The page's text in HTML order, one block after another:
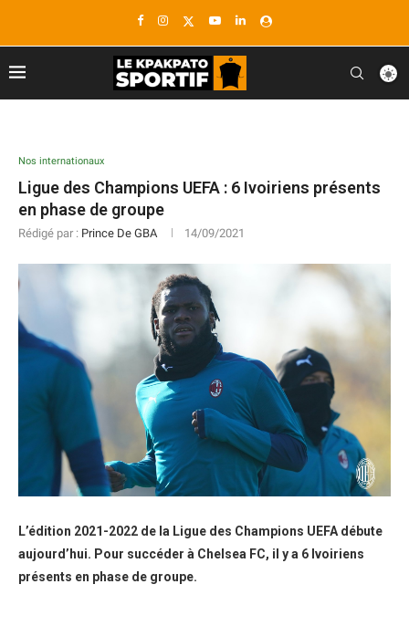
Nos internationaux
Ligue des Champions UEFA : 6 Ivoiriens présents
en phase de groupe
Rédigé par : Prince De GBA 14/09/2021
L’édition 2021-2022 de la Ligue des Champions UEFA débute
aujourd’hui. Pour succéder à Chelsea FC, il y a 6 Ivoiriens
présents en phase de groupe.